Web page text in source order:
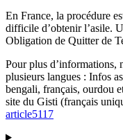
En France, la procédure
difficile d’obtenir l’asile.
Obligation de Quitter de
Pour plus d’informations,
plusieurs langues : Infos
bengali, français, ourdou
site du Gisti (français
article5117